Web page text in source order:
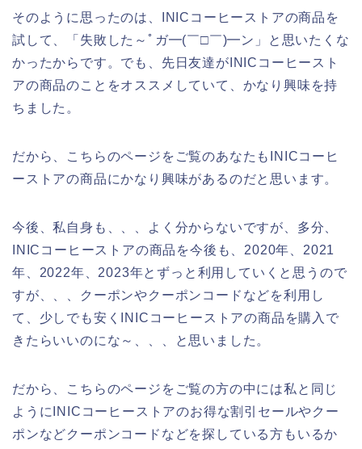
そのように思ったのは、INICコーヒーストアの商品を
試して、「失敗した～ﾟガ━(￣□￣)━ン」と思いたくな
かったからです。でも、先日友達がINICコーヒースト
アの商品のことをオススメしていて、かなり興味を持
ちました。
だから、こちらのページをご覧のあなたもINICコーヒ
ーストアの商品にかなり興味があるのだと思います。
今後、私自身も、、、よく分からないですが、多分、
INICコーヒーストアの商品を今後も、2020年、2021
年、2022年、2023年とずっと利用していくと思うので
すが、、、クーポンやクーポンコードなどを利用し
て、少しでも安くINICコーヒーストアの商品を購入で
きたらいいのにな～、、、と思いました。
だから、こちらのページをご覧の方の中には私と同じ
ようにINICコーヒーストアのお得な割引セールやクー
ポンなどクーポンコードなどを探している方もいるか